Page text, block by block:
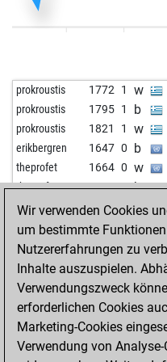
b
che-rdak 1742 1 w
shakatak0128 1523 1 b
shakatak0128 1496 0 w
adisavuc4 1606 1 b
early abort 2302 0 b
tekergo 1619 1 w
virgilio1100 1535 1 w
early abort 2244 0 w
sefa02 1572 1 b
hesurs 1435 1 b
early abort 2171 0 w
shplaychess 1642 0 b
drkaleu 1598 1 w
juppzupp 1481 0 b
prokroustis 1772 1 w
prokroustis 1795 1 b
prokroustis 1821 1 w
erikbergren 1647 0 b
theprofet 1664 0 w
theprofet 1639 0 b
skylab 1749 1 w
gaebert, k. 1729 0 b
justme1805 1653 1 w
justme1805 1693 1
qbishop 1433 1 w
brekkekeks 2027 0 b
craftbeerchess 1836 1 w
craftbeerchess 1796 0 b
Wir verwenden Cookies
um bestimmte
Nutzererfahrungen zu
Inhalte auszuspielen.
Verwendungszweck
erforderlichen Cookies
Marketing-Cookies
Verwendung von